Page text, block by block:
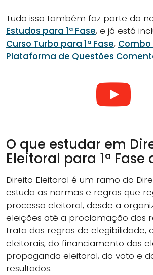
Tudo isso também faz parte do
Estudos para 1ª Fase, e já está
Curso Turbo para 1ª Fase,
Plataforma de Questões
O que estudar em
Eleitoral para 1ª Fase
Direito Eleitoral é um ramo do
estuda as normas e regras que
processo eleitoral, desde a
eleições até a proclamação dos
trata das regras de elegibilidade,
eleitorais, do financiamento das
propaganda eleitoral, do voto e
resultados.